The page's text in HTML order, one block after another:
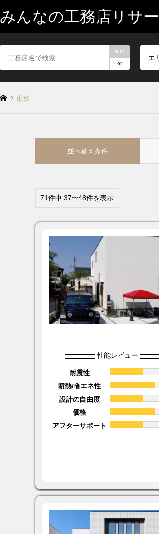
みんなの工務店リサ
and
or
エ
東京
並べ替え条件
71件中 37〜48件を表示
性能レビュー
耐震性
断熱/省エネ性
設計の自由度
価格
アフターサポート